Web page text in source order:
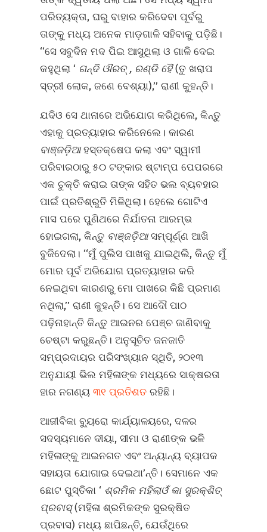
ପରିତ୍ୟକ୍ତା, ଘରୁ ବାହାର କରିଦେବା ପୂର୍ବରୁ
ତାଙ୍କୁ ମଧ୍ୟ ଅନେକ ମାଡ଼ଗାଳି ସହିବାକୁ ପଡ଼ିଛି।
‘‘ସେ ସବୁଦିନ ମଦ ପିଇ ଆସୁଥିଲା ଓ ଗାଳି ଦେଇ
କହୁଥିଲା ‘ ଗନ୍ଦି ଔରତ୍‌, ରଣ୍ଡି ହୈ(ତୁ ଖରାପ
ସ୍ତ୍ରୀ ଲୋକ, ଜଣେ ବେଶ୍ୟା),’’ ରାଣୀ କୁହନ୍ତି।
ଯଦିଓ ସେ ଥାନାରେ ଅଭିଯୋଗ କରିଥିଲେ, କିନ୍ତୁ
ଏହାକୁ ପ୍ରତ୍ୟାହାର କରିନେଲେ। କାରଣ
ବାଞ୍ଜଡ଼ିଆହସ୍ତକ୍ଷେପ କଲା ଏବଂ ସ୍ୱାମୀ
ପରିବାରଠାରୁ ୫୦ ଟଙ୍କାର ଷ୍ଟାମ୍ପ ପେପରରେ
ଏକ ଚୁକ୍ତି କରାଇ ତାଙ୍କ ସହିତ ଭଲ ବ୍ୟବହାର
ପାଇଁ ପ୍ରତିଶ୍ରୁତି ମିଳିଥିଲା। ହେଲେ ଗୋଟିଏ
ମାସ ପରେ ପୁଣିଥରେ ନିର୍ଯାତନା ଆରମ୍ଭ
ହୋଇଗଲା, କିନ୍ତୁ ବାଞ୍ଜଡ଼ିଆସମ୍ପୂର୍ଣ୍ଣ ଆଖି
ବୁଜିଦେଲା। ‘‘ମୁଁ ପୁଲିସ ପାଖକୁ ଯାଇଥିଲି, କିନ୍ତୁ ମୁଁ
ମୋର ପୂର୍ବ ଅଭିଯୋଗ ପ୍ରତ୍ୟାହାର କରି
ନେଇଥିବା କାରଣରୁ ମୋ ପାଖରେ କିଛି ପ୍ରମାଣ
ନଥିଲା,’’ ରାଣୀ କୁହନ୍ତି। ସେ ଆଦୌ ପାଠ
ପଢ଼ିନାହାନ୍ତି କିନ୍ତୁ ଆଇନର ପେଞ୍ଚ ଜାଣିବାକୁ
ଚେଷ୍ଟା କରୁଛନ୍ତି। ଅନୁସୂଚିତ ଜନଜାତି
ସମ୍ପ୍ରଦାୟର ପରିସଂଖ୍ୟାନ ସ୍ଥିତି, ୨୦୧୩
ଅନୁଯାୟୀ ଭିଲ ମହିଳାଙ୍କ ମଧ୍ୟରେ ସାକ୍ଷରତା
ହାର ନଗଣ୍ୟ୩୧ ପ୍ରତିଶତରହିଛି।
ଆଜୀବିକା ବ୍ୟୁରୋ କାର୍ଯ୍ୟାଳୟରେ, ଦଳର
ସଦସ୍ୟମାନେ ଦୀୟା, ସୀମା ଓ ରାଣୀଙ୍କ ଭଳି
ମହିଳାଙ୍କୁ ଆଇନଗତ ଏବଂ ଅନ୍ୟାନ୍ୟ ବ୍ୟାପକ
ସହାୟତା ଯୋଗାଇ ଦେଇଥା’ନ୍ତି। ସେମାନେ ଏକ
ଛୋଟ ପୁସ୍ତିକା ‘ ଶ୍ରମିକ ମହିଲାଓଁ କା ସୁରକ୍‌ଶିତ୍‌
ପ୍ରବାସ୍‌(ମହିଳା ଶ୍ରମିକଙ୍କ ସୁରକ୍ଷିତ
ପ୍ରବାସ) ମଧ୍ୟ ଛାପିଛନ୍ତି, ଯେଉଁଥିରେ